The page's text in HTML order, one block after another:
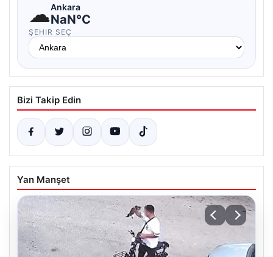
☁Ankara
NaN°C
ŞEHIR SEÇ
Bizi Takip Edin
Yan Manşet